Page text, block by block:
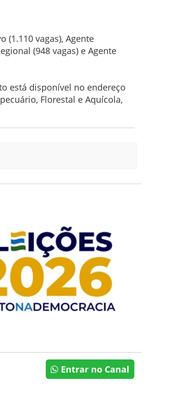
(1.110 vagas), Agente
(948 vagas) e Agente
está disponível no endereço
Florestal e Aquícola,
Entrar no Canal